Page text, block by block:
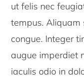
ut felis nec
tempus. Aliquam
congue. Integer
augue imperdiet
iaculis odio in